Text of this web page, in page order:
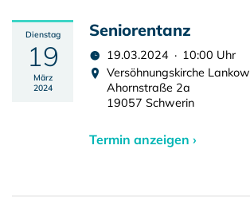
Dienstag
19
März
2024
Seniorentanz
19.03.2024 · 10:00 Uhr
Versöhnungskirche Lankow
Ahornstraße 2a
19057 Schwerin
Termin anzeigen ›